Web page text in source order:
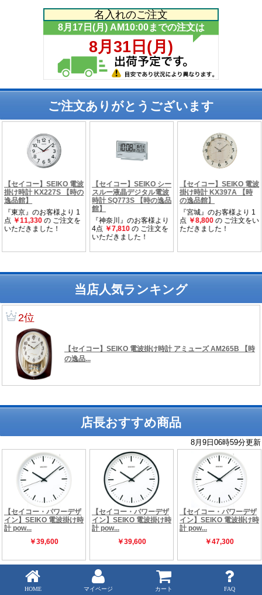
HOME マイページ カート FAQ
名入れのご注文
ご注文ありがとうございます
当店人気ランキング
店長おすすめ商品
Copyright (C) 時の逸品館 ALL rights reserved.